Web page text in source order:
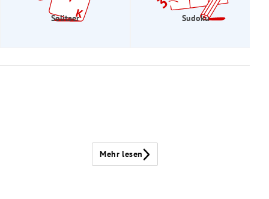
Solitaer Sudoku
Mehr lesen